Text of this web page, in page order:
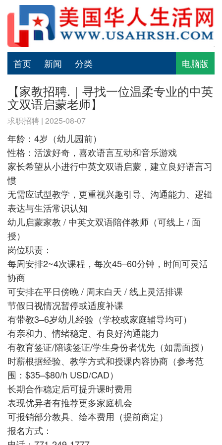
首页 新闻 分类 电脑版
【家教招聘.｜寻找一位温柔专业的中英
文双语启蒙老师】
求职招聘 | 2025-08-07
年龄：4岁（幼儿园前）
性格：活泼好奇，喜欢语言互动和音乐游戏
家长希望从小进行中英文双语启蒙，建立良好语言习
惯
无需应试型教学，更重视兴趣引导、沟通能力、逻辑
表达与生活常识认知
幼儿启蒙家教 / 中英文双语陪伴教师（可线上 / 面
授）
岗位职责：
每周安排2~4次课程，每次45–60分钟，时间可灵活
协商
可安排在平日傍晚 / 周末白天 / 线上灵活排课
节假日视情况暂停或适度补课
有带教3–6岁幼儿经验（学校或家庭辅导均可）
有亲和力、情绪稳定、有良好沟通能力
有教育签证/陪读签证/学生身份者优先（如需面授）
时薪根据经验、教学方式和授课内容协商（参考范
围：$35–$80/h USD/CAD）
长期合作稳定后可提升课时费用
表现优异者有推荐更多家庭机会
可报销部分教具、绘本费用（提前商定）
报名方式：